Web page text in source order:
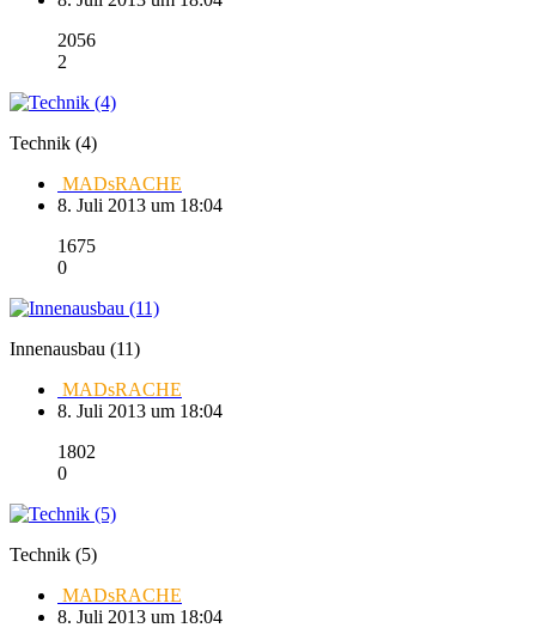
2056
2
Technik (4)
MADsRACHE
8. Juli 2013 um 18:04
1675
0
Innenausbau (11)
MADsRACHE
8. Juli 2013 um 18:04
1802
0
Technik (5)
MADsRACHE
8. Juli 2013 um 18:04